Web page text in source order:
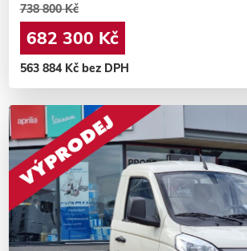
738 800 Kč
682 300 Kč
563 884 Kč bez DPH